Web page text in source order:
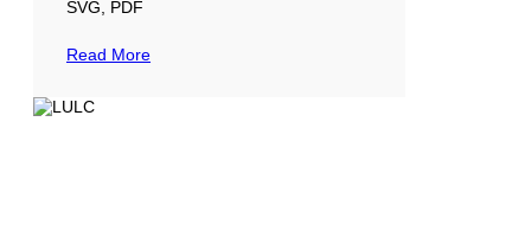
SVG, PDF
Read More